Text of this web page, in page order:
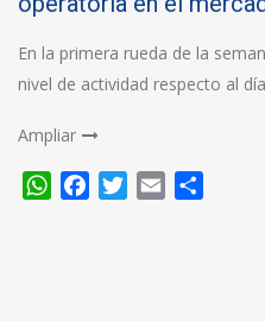
En la primera rueda de la
nivel de actividad respecto al
Ampliar
WhatsApp
FacebookTwitter
Email